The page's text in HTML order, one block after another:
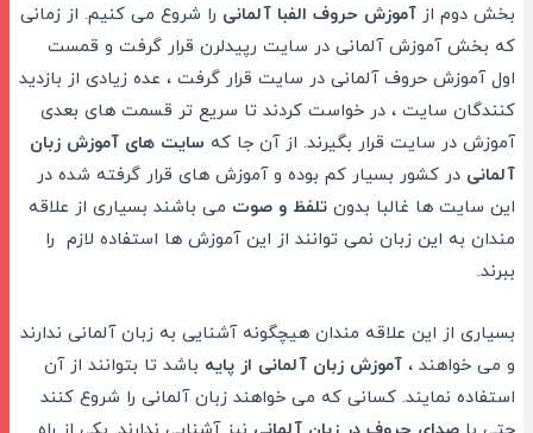
بخش دوم ازآموزش حروف الفبا آلمانی را شروع می کنیم. از زمانی
که بخش آموزش آلمانی در سایت رپیدلرن قرار گرفت و قمست
اول آموزش حروف آلمانی در سایت قرار گرفت ، عده زیادی از بازدید
کنندگان سایت ، در خواست کردند تا سریع تر قسمت های بعدی
آموزش در سایت قرار بگیرند. از آن جا که سایت های آموزش زبان
آلمانیدر کشور بسیار کم بوده و آموزش های قرار گرفته شده در
این سایت ها غالبا بدونتلفظ و صوت می باشند بسیاری از علاقه
مندان به این زبان نمی توانند از این آموزش ها استفاده لازم را
ببرند.
بسیاری از این علاقه مندان هیچگونه آشنایی به زبان آلمانی ندارند
و می خواهند ،آموزش زبان آلمانی از پایه باشد تا بتوانند از آن
استفاده نمایند. کسانی که می خواهند زبان آلمانی را شروع کنند